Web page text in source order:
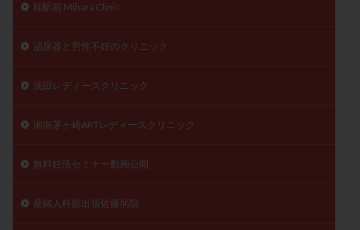
桂駅前 Mihara Clinic
泌尿器と男性不妊のクリニック
浅田レディースクリニック
湘南茅ヶ崎ARTレディースクリニック
無料妊活セミナー動画公開
産婦人科舘出張佐藤病院